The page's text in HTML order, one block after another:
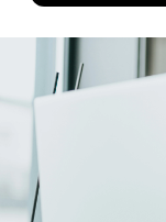
TYSK
Merkblatt